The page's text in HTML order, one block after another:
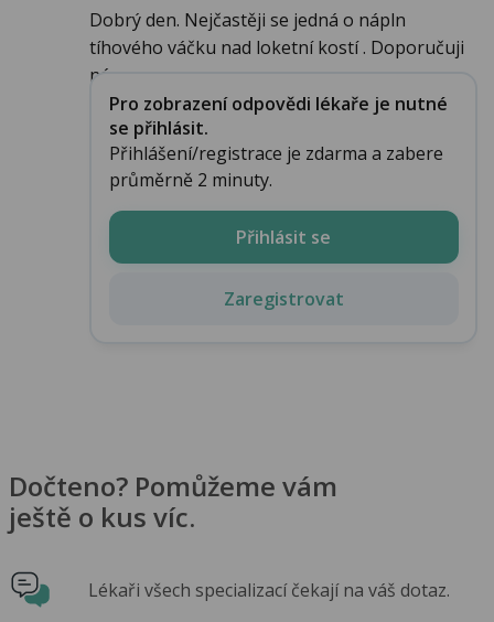
Dobrý den. Nejčastěji se jedná o nápln
tíhového váčku nad loketní kostí . Doporučuji
ná...
Pro zobrazení odpovědi lékaře je nutné
se přihlásit.
Přihlášení/registrace je zdarma a zabere
průměrně 2 minuty.
Přihlásit se
Zaregistrovat
Dočteno? Pomůžeme vám
ještě o kus víc.
Lékaři všech specializací čekají na váš dotaz.